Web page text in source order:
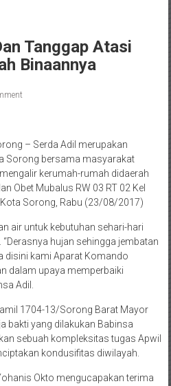
Tanggap Atasi
Binaannya
– Serda Adil merupakan
Sorong bersama masyarakat
kerumah-rumah didaerah
Obet Mubalus RW 03 RT 02 Kel
Sorong, Rabu (23/08/2017)
air untuk kebutuhan sehari-hari
hujan sehingga jembatan
disini kami Aparat Komando
dalam upaya memperbaiki
Adil.
1704-13/Sorong Barat Mayor
bakti yang dilakukan Babinsa
sebuah kompleksitas tugas Apwil
kondusifitas diwilayah.
Okto mengucapakan terima